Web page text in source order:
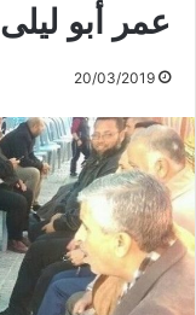
عمر أبو ليلى
20/03/2019